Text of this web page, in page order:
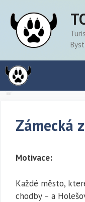
obsah
Zámecká
Motivace:
Každé město,
chodby – a